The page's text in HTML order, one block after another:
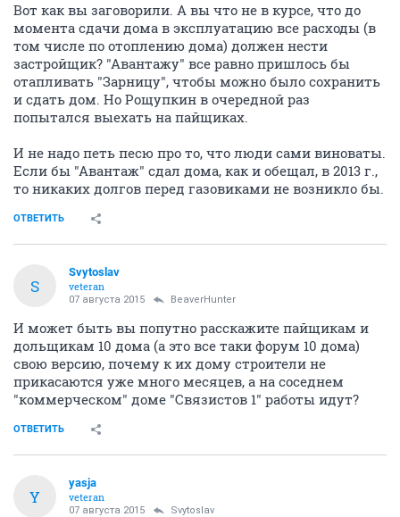
Вот как вы заговорили. А вы что не в курсе, что до
момента сдачи дома в эксплуатацию все расходы (в
том числе по отоплению дома) должен нести
застройщик? "Авантажу" все равно пришлось бы
отапливать "Зарницу", чтобы можно было сохранить
и сдать дом. Но Рощупкин в очередной раз
попытался выехать на пайщиках.
И не надо петь песю про то, что люди сами виноваты.
Если бы "Авантаж" сдал дома, как и обещал, в 2013 г.,
то никаких долгов перед газовиками не возникло бы.
ОТВЕТИТЬ
S
Svytoslav
veteran
07 августа 2015 BeaverHunter
И может быть вы попутно расскажите пайщикам и
дольщикам 10 дома (а это все таки форум 10 дома)
свою версию, почему к их дому строители не
прикасаются уже много месяцев, а на соседнем
"коммерческом" доме "Связистов 1" работы идут?
ОТВЕТИТЬ
Y
yasja
veteran
07 августа 2015 Svytoslav